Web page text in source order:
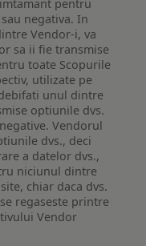
pentru
negativa. In
Vendor-i, va
sa ii fie transmise
toate Scopurile
utilizate pe
unul dintre
optiunile dvs.
Vendorul
dvs., deci
a datelor dvs.,
niciunul dintre
chiar daca dvs.
regaseste printre
Vendor